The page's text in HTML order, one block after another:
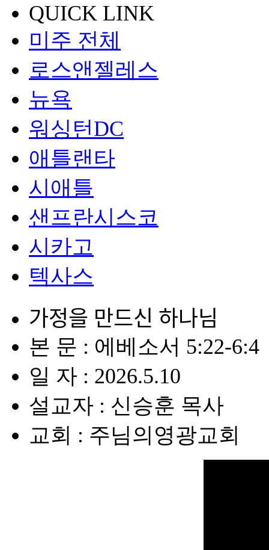
QUICK LINK
미주 전체
로스앤젤레스
뉴욕
워싱턴DC
애틀랜타
시애틀
샌프란시스코
시카고
텍사스
가정을 만드신 하나님
본 문 : 에베소서 5:22-6:4
일 자 : 2026.5.10
설교자 : 신승훈 목사
교회 : 주님의영광교회